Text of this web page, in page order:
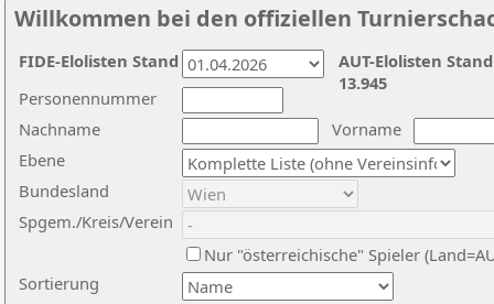
Willkommen bei den offiziellen
Nachname
Vorname
Ebene
Sortierung
Personennummer
Bundesland
Spgem./Kreis/Verein
Nur "österreichische" Spieler
AUT-Elolisten
13.945
FIDE-Elolisten Stand